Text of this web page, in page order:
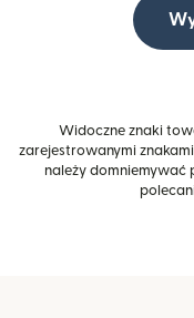
Widoczne znaki
zarejestrowanymi
należy domniemywać